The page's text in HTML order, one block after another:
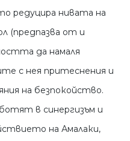
редуцира нивата на
(предпазва от и
да намаля
с нея притеснения и
на безпокойство.
в синергизъм и
на Амалаки,